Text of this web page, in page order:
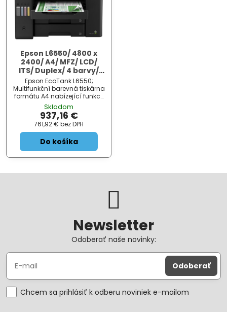
Epson L6550/ 4800 x
2400/ A4/ MFZ/ LCD/
ITS/ Duplex/ 4 barvy/
Wi-Fi/ USB/ 3 roky
záruka po registraci
Epson EcoTank L6550;
Multifunkční barevná tiskárna
formátu A4 nabízející funkce
tisku, skeneru, kopírky a faxu.
Rozlišení tisku je až 4800 x
2400 dpi a rozlišení skeneru
až 1200 x 2400 dpi. Rychlost
tisk...
Skladom
937,16 €
761,92 € bez DPH
Do košíka
Newsletter
Odoberať naše novinky:
Odoberať
Chcem sa prihlásiť k odberu noviniek e-mailom